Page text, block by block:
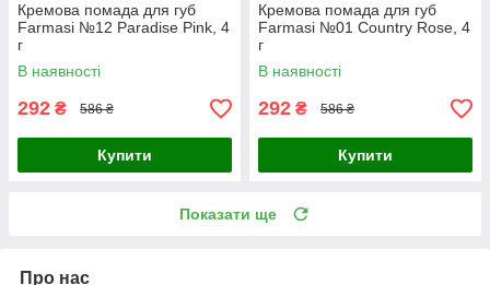
Кремова помада для губ
Farmasi №12 Paradise Pink, 4
г
В наявності
292 ₴ 586 ₴
Купити
Кремова помада для губ
Farmasi №01 Country Rose, 4
г
В наявності
292 ₴ 586 ₴
Купити
Показати ще
Про нас